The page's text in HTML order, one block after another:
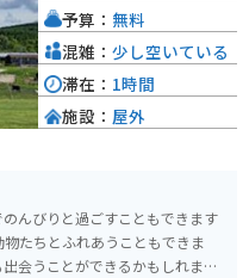
んびりと過ごすこともできます
たちとふれあうこともできま
会うことができるかもしれませ
予算： 無料
混雑： 少し空いている
滞在： 1時間
施設： 屋外